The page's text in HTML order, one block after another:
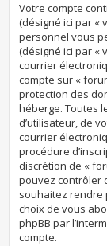
Votre compte
(désigné ici par «
personnel vous
(désigné ici par «
courrier
compte sur «
protection des
héberge. Toutes
d’utilisateur, de
courrier
procédure
discrétion de «
pouvez contrôler
souhaitez rendre
choix de vous
phpBB par
compte.